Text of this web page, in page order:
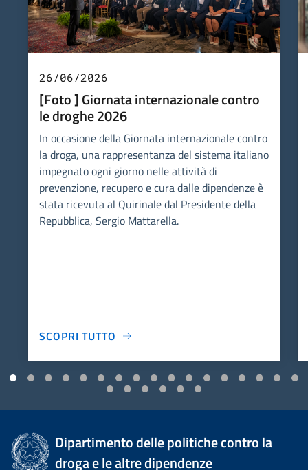
26/06/2026
[Foto ] Giornata internazionale contro
le droghe 2026
In occasione della Giornata internazionale contro
la droga, una rappresentanza del sistema italiano
impegnato ogni giorno nelle attività di
prevenzione, recupero e cura dalle dipendenze è
stata ricevuta al Quirinale dal Presidente della
Repubblica, Sergio Mattarella.
SCOPRI TUTTO
Dipartimento delle politiche contro la
droga e le altre dipendenze